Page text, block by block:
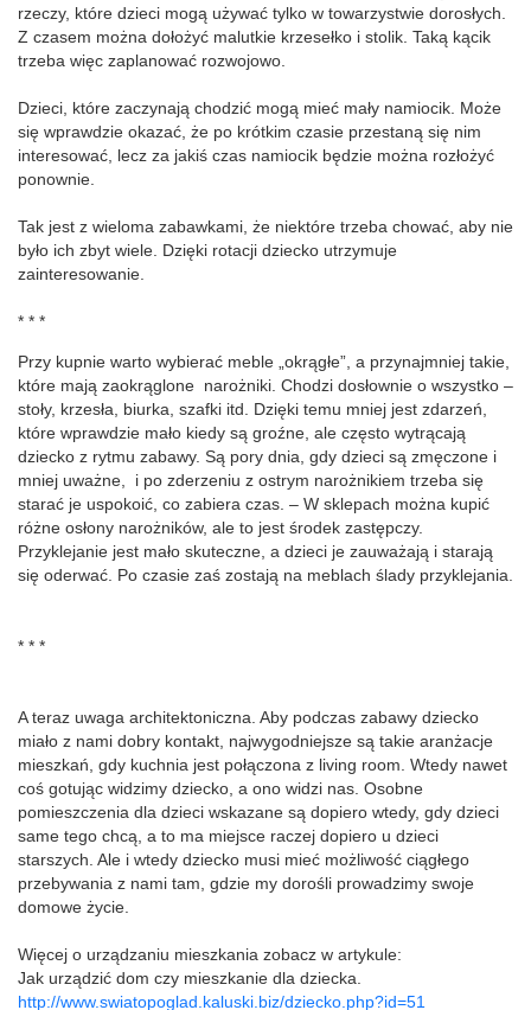
rzeczy, które dzieci mogą używać tylko w towarzystwie dorosłych.
Z czasem można dołożyć malutkie krzesełko i stolik. Taką kącik
trzeba więc zaplanować rozwojowo.
Dzieci, które zaczynają chodzić mogą mieć mały namiocik. Może
się wprawdzie okazać, że po krótkim czasie przestaną się nim
interesować, lecz za jakiś czas namiocik będzie można rozłożyć
ponownie.
Tak jest z wieloma zabawkami, że niektóre trzeba chować, aby nie
było ich zbyt wiele. Dzięki rotacji dziecko utrzymuje
zainteresowanie.
* * *
Przy kupnie warto wybierać meble „okrągłe”, a przynajmniej takie,
które mają zaokrąglone narożniki. Chodzi dosłownie o wszystko –
stoły, krzesła, biurka, szafki itd. Dzięki temu mniej jest zdarzeń,
które wprawdzie mało kiedy są groźne, ale często wytrącają
dziecko z rytmu zabawy. Są pory dnia, gdy dzieci są zmęczone i
mniej uważne, i po zderzeniu z ostrym narożnikiem trzeba się
starać je uspokoić, co zabiera czas. – W sklepach można kupić
różne osłony narożników, ale to jest środek zastępczy.
Przyklejanie jest mało skuteczne, a dzieci je zauważają i starają
się oderwać. Po czasie zaś zostają na meblach ślady przyklejania.
* * *
A teraz uwaga architektoniczna. Aby podczas zabawy dziecko
miało z nami dobry kontakt, najwygodniejsze są takie aranżacje
mieszkań, gdy kuchnia jest połączona z living room. Wtedy nawet
coś gotując widzimy dziecko, a ono widzi nas. Osobne
pomieszczenia dla dzieci wskazane są dopiero wtedy, gdy dzieci
same tego chcą, a to ma miejsce raczej dopiero u dzieci
starszych. Ale i wtedy dziecko musi mieć możliwość ciągłego
przebywania z nami tam, gdzie my dorośli prowadzimy swoje
domowe życie.
Więcej o urządzaniu mieszkania zobacz w artykule:
Jak urządzić dom czy mieszkanie dla dziecka.
http://www.swiatopoglad.kaluski.biz/dziecko.php?id=51